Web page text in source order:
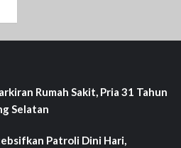
Rumah Sakit, Pria 31 Tahun
Selatan
Patroli Dini Hari,